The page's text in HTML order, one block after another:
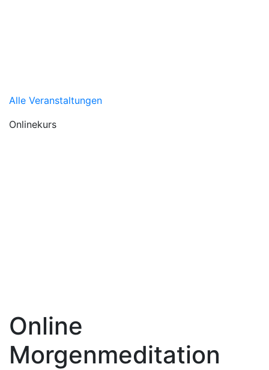
Alle Veranstaltungen
Onlinekurs
Online
Morgenmeditation